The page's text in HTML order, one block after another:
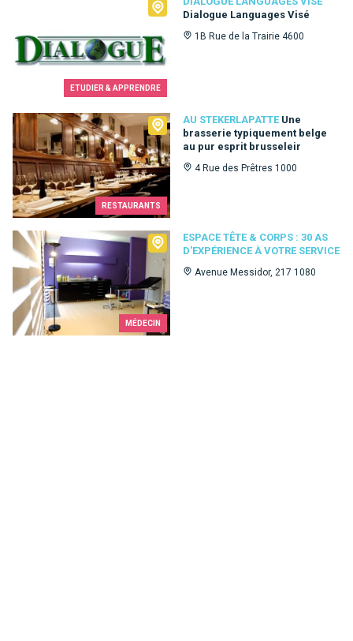
ETUDIER & APPRENDRE
Dialogue Languages Visé
1B Rue de la Trairie 4600
Dialogue Languages Visé
RESTAURANTS
AU STEKERLAPATTE Une
brasserie typiquement belge
au pur esprit brusseleir
4 Rue des Prêtres 1000
Au Stekerlapatte
MÉDECIN
ESPACE TÊTE & CORPS : 30 AS
D'EXPÉRIENCE À VOTRE SERVICE
Avenue Messidor, 217 1080
Espace Tête & Corps : 30 as d'expérience à votre service